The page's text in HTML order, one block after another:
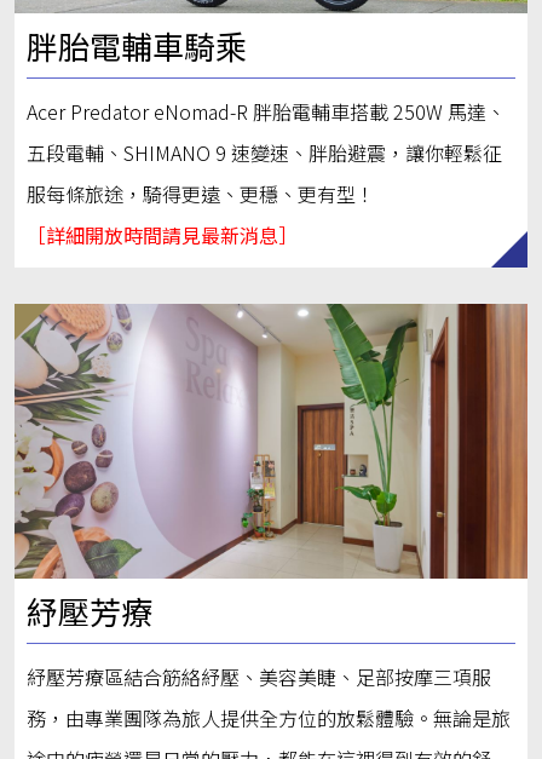
胖胎電輔車騎乘
Acer Predator eNomad-R 胖胎電輔車搭載 250W 馬達、
五段電輔、SHIMANO 9 速變速、胖胎避震，讓你輕鬆征
服每條旅途，騎得更遠、更穩、更有型！
［詳細開放時間請見最新消息］
紓壓芳療
紓壓芳療區結合筋絡紓壓、美容美睫、足部按摩三項服
務，由專業團隊為旅人提供全方位的放鬆體驗。無論是旅